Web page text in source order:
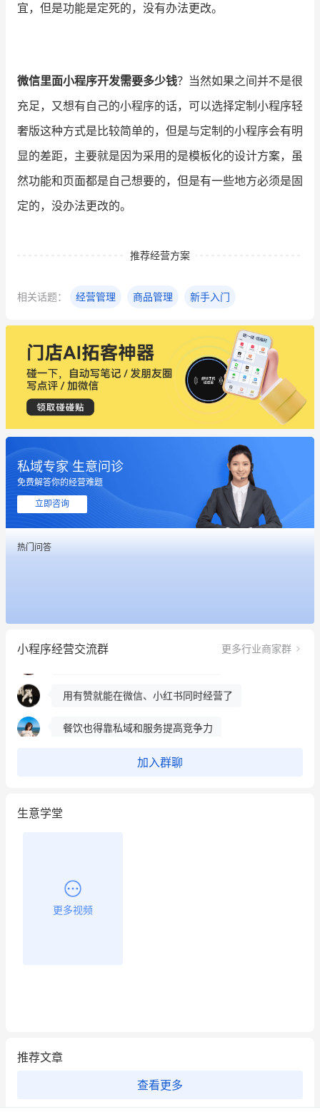
宜，但是功能是定死的，没有办法更改。
微信里面小程序开发需要多少钱？当然如果之间并不是很
充足，又想有自己的小程序的话，可以选择定制小程序轻
奢版这种方式是比较简单的，但是与定制的小程序会有明
显的差距，主要就是因为采用的是模板化的设计方案，虽
然功能和页面都是自己想要的，但是有一些地方必须是固
定的，没办法更改的。
推荐经营方案
相关话题： 经营管理 商品管理 新手入门
私域专家 生意问诊
免费解答你的经营难题
立即咨询
热门问答
小程序经营交流群 更多行业商家群
这个营销策划案例推荐大家看一下
用有赞就能在微信、小红书同时经营了
冰墩墩货源充足需要的联系我
这个营销策划案例推荐大家看一下
用有赞就能在微信、小红书同时经营了
餐饮也得靠私域和服务提高竞争力
加入群聊
生意学堂
更多视频
推荐文章
查看更多